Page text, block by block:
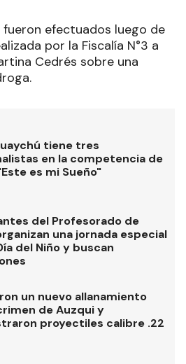
efectuados luego de
por la Fiscalía N°3 a
Cedrés sobre una
tiene tres
en la competencia de
es mi Sueño"
del Profesorado de
una jornada especial
del Niño y buscan
un nuevo allanamiento
de Auzqui y
proyectiles calibre .22